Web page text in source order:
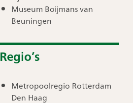
Museum Boijmans van
Beuningen
Regio’s
Metropoolregio Rotterdam
Den Haag